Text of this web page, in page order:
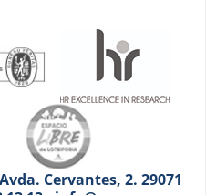
Cervantes, 2. 29071